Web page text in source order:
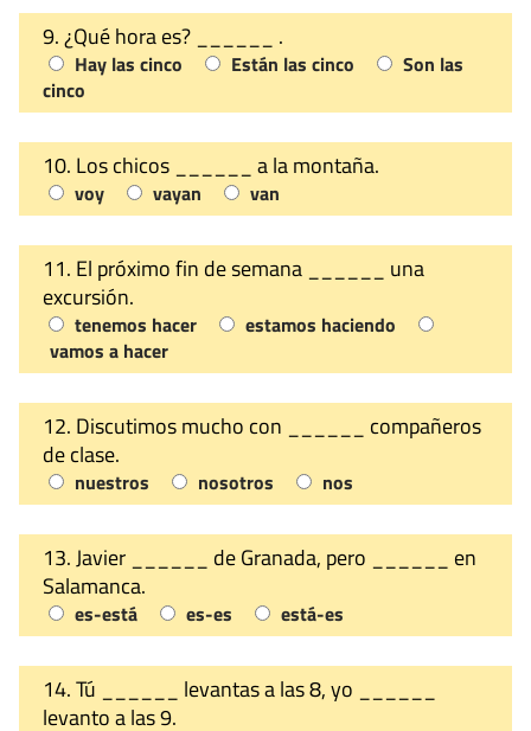
9. ¿Qué hora es? ______ .
Hay las cinco Están las cinco
Son las
cinco
10. Los chicos ______ a la montaña.
voy vayan van
11. El próximo fin de semana ______ una
excursión.
tenemos hacer
estamos haciendo
vamos a hacer
12. Discutimos mucho con ______ compañeros
de clase.
nuestros nosotros nos
13. Javier ______ de Granada, pero ______ en
Salamanca.
es-está es-es está-es
14. Tú ______ levantas a las 8, yo ______
levanto a las 9.